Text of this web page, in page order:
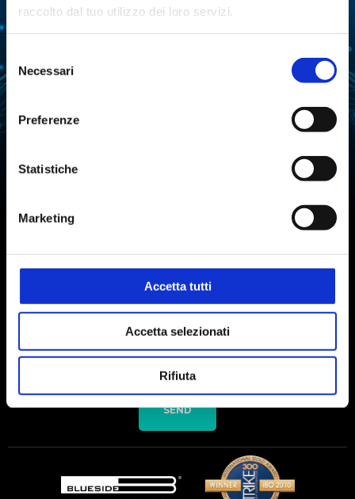
raccolto dal tuo utilizzo dei loro servizi.
del
consenso
Necessari
Preferenze
Statistiche
Marketing
Accetta tutti
Accetta selezionati
Rifiuta
FERMENTATION FREEZE-DRYING
LIQUID HANDLING WATER PURIFICATION
TARTARIC STABILITY IN
Subscribe to our newsletter
I agree to the processing of personal data after reading thedata
SEND